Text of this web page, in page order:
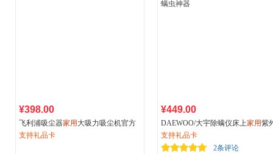
¥398.00
飞利浦吸尘器家用 大吸力吸尘机官方
手持卧式小型
支持礼品卡
¥449.00
DAEWOO/大宇除螨仪床上家用紫
线超声波杀菌机手持吸尘器卧室去
虫神器
支持礼品卡
2条评论